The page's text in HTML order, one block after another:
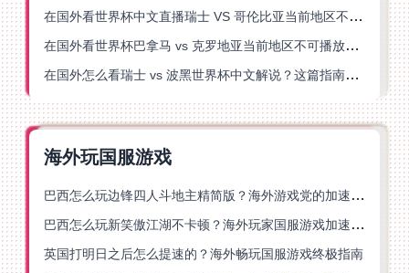
在国外看世界杯中文直播瑞士 VS 哥伦比亚当前地区不可播放？这篇指南帮你搞定
在国外看世界杯巴拿马 vs 克罗地亚当前地区不可播放？这篇指南帮你轻松解决海外体育直播难题
在国外怎么看瑞士 vs 波黑世界杯中文解说？这篇指南帮你搞定所有地区限制问题
海外玩国服游戏
巴西怎么玩边锋四人斗地主精简版？海外游戏党的加速器终极选择
巴西怎么玩新笑傲江湖不卡顿？海外玩家国服游戏加速终极指南（附猫和老鼠一梦江湖实测）
英国打明日之后怎么提速的？海外畅玩国服游戏终极指南